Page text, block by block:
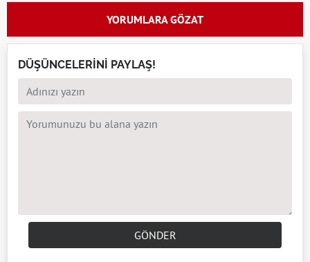
YORUMLARA GÖZAT
DÜŞÜNCELERİNİ PAYLAŞ!
GÖNDER